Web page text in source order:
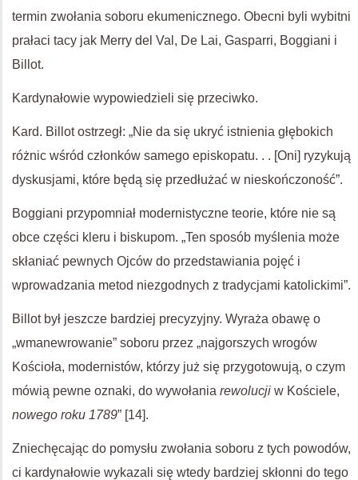
termin zwołania soboru ekumenicznego. Obecni byli wybitni
prałaci tacy jak Merry del Val, De Lai, Gasparri, Boggiani i
Billot.
Kardynałowie wypowiedzieli się przeciwko.
Kard. Billot ostrzegł: „Nie da się ukryć istnienia głębokich
różnic wśród członków samego episkopatu. . . [Oni] ryzykują
dyskusjami, które będą się przedłużać w nieskończoność”.
Boggiani przypomniał modernistyczne teorie, które nie są
obce części kleru i biskupom. „Ten sposób myślenia może
skłaniać pewnych Ojców do przedstawiania pojęć i
wprowadzania metod niezgodnych z tradycjami katolickimi”.
Billot był jeszcze bardziej precyzyjny. Wyraża obawę o
„wmanewrowanie” soboru przez „najgorszych wrogów
Kościoła, modernistów, którzy już się przygotowują, o czym
mówią pewne oznaki, do wywołania rewolucji w Kościele,
nowego roku 1789” [14].
Zniechęcając do pomysłu zwołania soboru z tych powodów,
ci kardynałowie wykazali się wtedy bardziej skłonni do tego